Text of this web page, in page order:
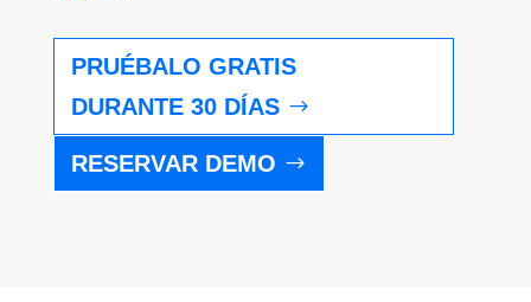
PRUÉBALO GRATIS
DURANTE 30 DÍAS
RESERVAR DEMO